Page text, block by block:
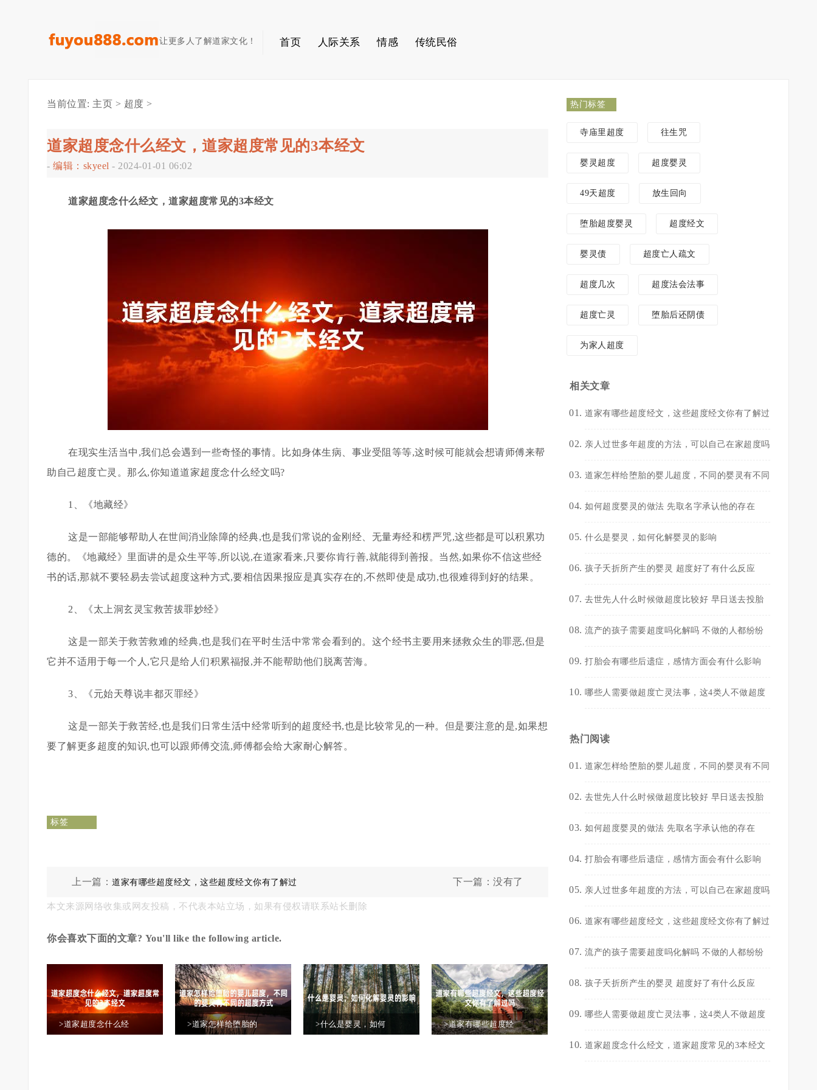
让更多人了解道家文化！ 首页 人际关系 情感 传统民俗
当前位置: 主页 > 超度 >
道家超度念什么经文，道家超度常见的3本经文
- 编辑：skyeel - 2024-01-01 06:02
道家超度念什么经文，道家超度常见的3本经文
在现实生活当中,我们总会遇到一些奇怪的事情。比如身体生病、事业受阻等等,这时候可能就会想请师傅来帮
助自己超度亡灵。那么,你知道道家超度念什么经文吗?
1、《地藏经》
这是一部能够帮助人在世间消业除障的经典,也是我们常说的金刚经、无量寿经和楞严咒,这些都是可以积累功
德的。《地藏经》里面讲的是众生平等,所以说,在道家看来,只要你肯行善,就能得到善报。当然,如果你不信这些经
书的话,那就不要轻易去尝试超度这种方式,要相信因果报应是真实存在的,不然即使是成功,也很难得到好的结果。
2、《太上洞玄灵宝救苦拔罪妙经》
这是一部关于救苦救难的经典,也是我们在平时生活中常常会看到的。这个经书主要用来拯救众生的罪恶,但是
它并不适用于每一个人,它只是给人们积累福报,并不能帮助他们脱离苦海。
3、《元始天尊说丰都灭罪经》
这是一部关于救苦经,也是我们日常生活中经常听到的超度经书,也是比较常见的一种。但是要注意的是,如果想
要了解更多超度的知识,也可以跟师傅交流,师傅都会给大家耐心解答。
标签
上一篇：道家有哪些超度经文，这些超度经文你有了解过
吗
下一篇：没有了
本文来源网络收集或网友投稿，不代表本站立场，如果有侵权请联系站长删除
你会喜欢下面的文章? You'll like the following article.
>道家超度念什么经 >道家怎样给堕胎的 >什么是婴灵，如何 >道家有哪些超度经
热门标签
寺庙里超度 往生咒
婴灵超度 超度婴灵
49天超度 放生回向
堕胎超度婴灵 超度经文
婴灵债 超度亡人疏文
超度几次 超度法会法事
超度亡灵 堕胎后还阴债
为家人超度
相关文章
道家有哪些超度经文，这些超度经文你有了解过
亲人过世多年超度的方法，可以自己在家超度吗
道家怎样给堕胎的婴儿超度，不同的婴灵有不同
如何超度婴灵的做法 先取名字承认他的存在
什么是婴灵，如何化解婴灵的影响
孩子夭折所产生的婴灵 超度好了有什么反应
去世先人什么时候做超度比较好 早日送去投胎
流产的孩子需要超度吗化解吗 不做的人都纷纷
打胎会有哪些后遗症，感情方面会有什么影响
哪些人需要做超度亡灵法事，这4类人不做超度
热门阅读
道家怎样给堕胎的婴儿超度，不同的婴灵有不同
去世先人什么时候做超度比较好 早日送去投胎
如何超度婴灵的做法 先取名字承认他的存在
打胎会有哪些后遗症，感情方面会有什么影响
亲人过世多年超度的方法，可以自己在家超度吗
道家有哪些超度经文，这些超度经文你有了解过
流产的孩子需要超度吗化解吗 不做的人都纷纷
孩子夭折所产生的婴灵 超度好了有什么反应
哪些人需要做超度亡灵法事，这4类人不做超度
道家超度念什么经文，道家超度常见的3本经文